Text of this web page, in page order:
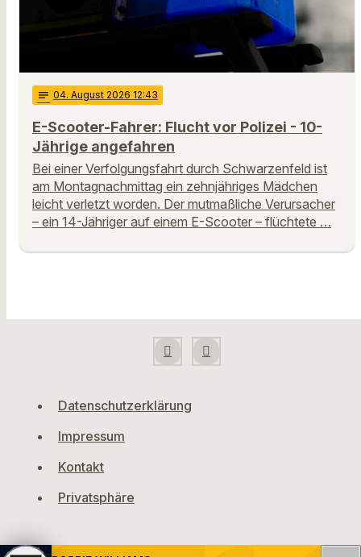
notes 04. August 2026 12:43
E-Scooter-Fahrer: Flucht vor Polizei - 10-
Jährige angefahren
Bei einer Verfolgungsfahrt durch Schwarzenfeld ist
am Montagnachmittag ein zehnjähriges Mädchen
leicht verletzt worden. Der mutmaßliche Verursacher
– ein 14-Jähriger auf einem E-Scooter – flüchtete …
Datenschutzerklärung
Impressum
Kontakt
Privatsphäre